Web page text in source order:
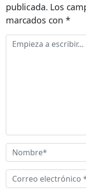
publicada. Los
marcados con *